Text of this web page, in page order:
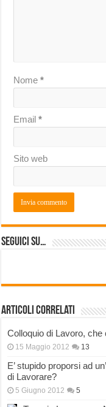
Nome*
Email*
Sito web
Seguici su…
Articoli correlati
Colloquio di Lavoro,
15 Maggio 2012 13
E’ stupido proporsi ad
di Lavorare?
5 Giugno 2012 5